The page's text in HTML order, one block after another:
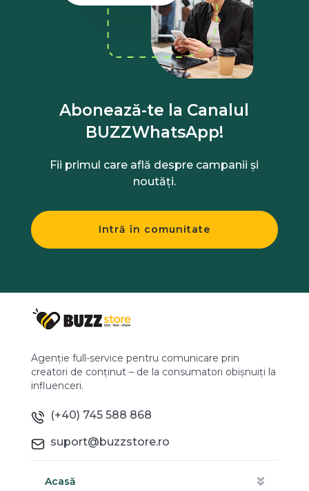
Abonează-te la Canalul
BUZZWhatsApp!
Fii primul care află despre campanii și
noutăți.
Intră în comunitate
Agenție full-service pentru comunicare prin
creatori de conținut – de la consumatori obișnuiți la
influenceri.
(+40) 745 588 868
suport@buzzstore.ro
Acasă